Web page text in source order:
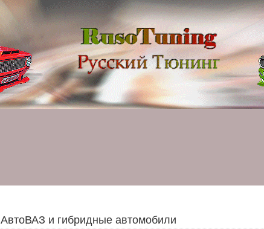
АвтоВАЗ и гибридные автомобили